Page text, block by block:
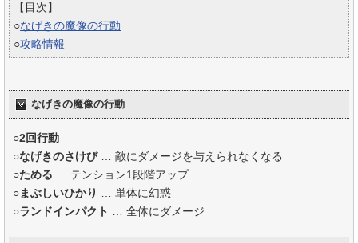
【目次】
○なげきの魔像の行動
○攻略情報
なげきの魔像の行動
○2回行動
○なげきのさけび… 敵にダメージを与えられなくなる
○ためる … テンション1段階アップ
○まぶしいひかり
… 単体に幻惑
○ランドインパクト … 全体にダメージ